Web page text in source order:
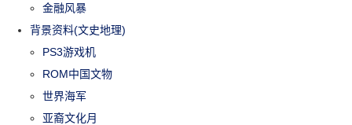
金融风暴
背景资料(文史地理)
PS3游戏机
ROM中国文物
世界海军
亚裔文化月